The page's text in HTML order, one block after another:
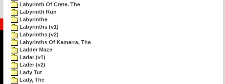
Labyrinth Of Crete, The
Labyrinth Run
Labyrinthe
Labyrinths (v1)
Labyrinths (v2)
Labyrinths Of Kamerra, The
Ladder Maze
Lader (v1)
Lader (v2)
Lady Tut
Lady, The